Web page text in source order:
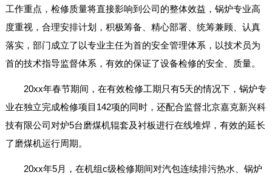
工作重点，检修质量将直接影响到公司的整体效益，锅炉专业高
度重视，合理安排计划，积极筹备、精心部署、统筹兼顾、认真
落实，部门成立了以专业主任为首的安全管理体系，以技术员为
首的技术指导监督体系，有效的保证了设备检修的安全、质量。
20xx年春节期间，在有效检修工期只有5天的情况下，锅炉专
业在独立完成检修项目142项的同时，还配合监督北京嘉克新兴科
技有限公司对炉5台磨煤机辊套及衬板进行在线堆焊，有效的延长
了磨煤机运行周期。
20xx年5月，在机组c级检修期间对汽包连续排污热水、锅炉